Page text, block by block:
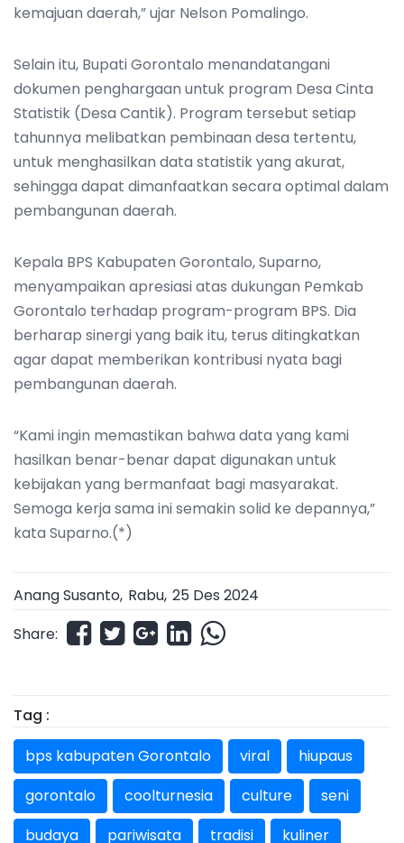
kemajuan daerah,” ujar Nelson Pomalingo.
Selain itu, Bupati Gorontalo menandatangani
dokumen penghargaan untuk program Desa Cinta
Statistik (Desa Cantik). Program tersebut setiap
tahunnya melibatkan pembinaan desa tertentu,
untuk menghasilkan data statistik yang akurat,
sehingga dapat dimanfaatkan secara optimal dalam
pembangunan daerah.
Kepala BPS Kabupaten Gorontalo, Suparno,
menyampaikan apresiasi atas dukungan Pemkab
Gorontalo terhadap program-program BPS. Dia
berharap sinergi yang baik itu, terus ditingkatkan
agar dapat memberikan kontribusi nyata bagi
pembangunan daerah.
“Kami ingin memastikan bahwa data yang kami
hasilkan benar-benar dapat digunakan untuk
kebijakan yang bermanfaat bagi masyarakat.
Semoga kerja sama ini semakin solid ke depannya,”
kata Suparno.(*)
Anang Susanto, Rabu, 25 Des 2024
Share:
Tag :
bps kabupaten Gorontalo
viral
hiupaus
gorontalo
coolturnesia culture
seni
budaya
pariwisata tradisi kuliner